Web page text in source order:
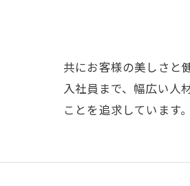
共にお客様の美しさと
入社員まで、幅広い人
ことを追求しています